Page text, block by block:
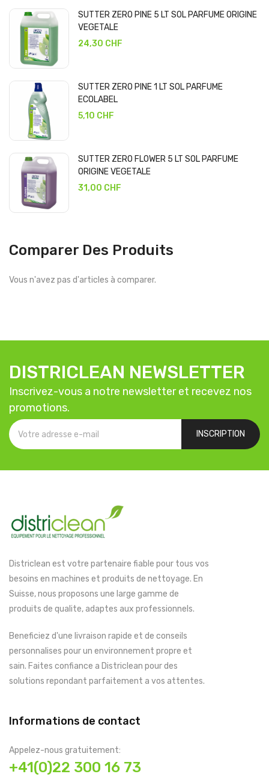
SUTTER ZERO PINE 5 LT SOL PARFUME ORIGINE
VEGETALE
24,30 CHF
SUTTER ZERO PINE 1 LT SOL PARFUME
ECOLABEL
5,10 CHF
SUTTER ZERO FLOWER 5 LT SOL PARFUME
ORIGINE VEGETALE
31,00 CHF
Comparer Des Produits
Vous n'avez pas d'articles à comparer.
DISTRICLEAN NEWSLETTER
Inscrivez-vous a notre newsletter et recevez nos
promotions.
INSCRIPTION
Districlean est votre partenaire fiable pour tous vos
besoins en machines et produits de nettoyage. En
Suisse, nous proposons une large gamme de
produits de qualite, adaptes aux professionnels.
Beneficiez d'une livraison rapide et de conseils
personnalises pour un environnement propre et
sain. Faites confiance a Districlean pour des
solutions repondant parfaitement a vos attentes.
Informations de contact
Appelez-nous gratuitement:
+41(0)22 300 16 73